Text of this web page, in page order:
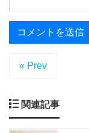
« Prev
関連記事